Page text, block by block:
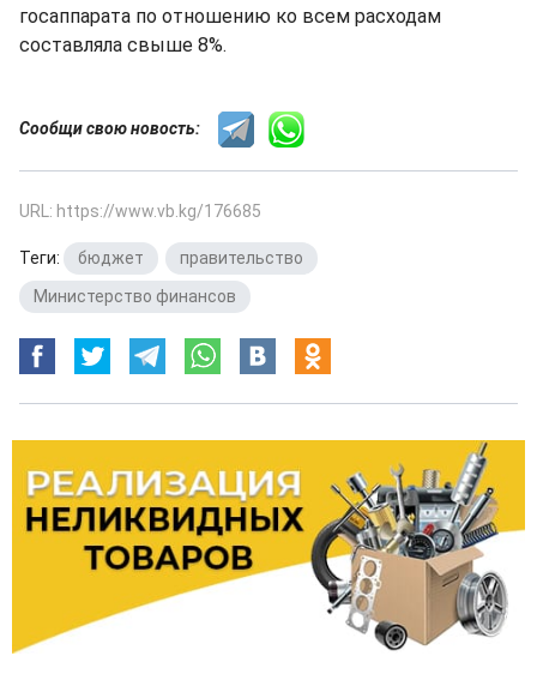
госаппарата по отношению ко всем расходам
составляла свыше 8%.
Сообщи свою новость:
URL: https://www.vb.kg/176685
Теги: бюджет правительство
Министерство финансов